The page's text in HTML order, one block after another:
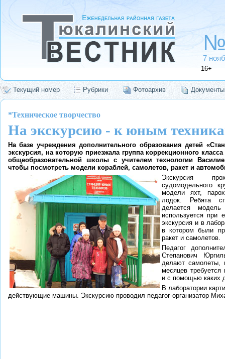
7
16+
Текущий номер Рубрики Фотоархив Документы
*Техническое творчество
На экскурсию - к юным
На базе учреждения дополнительного образования детей
экскурсия, на которую приезжала группа коррекционного
общеобразовательной школы с учителем технологии
чтобы посмотреть модели кораблей, самолетов, ракет и
Экскурсия
судомодельного
модели яхт,
лодок. Ребята
делается
используется при
экскурсия и в
в котором были
ракет и самолетов.
Педагог
Степанович
делают самолеты,
месяцев требуется
и с помощью каких
В лаборатории
действующие машины. Экскурсию проводил педагог-организатор